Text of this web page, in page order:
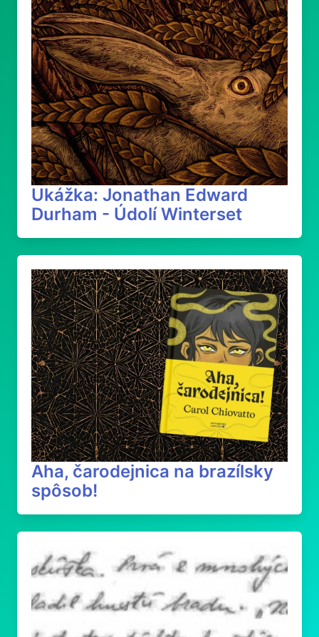
Ukážka: Jonathan Edward
Durham - Údolí Winterset
Aha, čarodejnica na brazílsky
spôsob!